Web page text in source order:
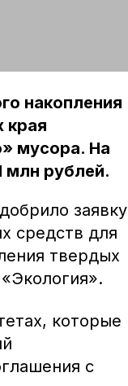
накопления
края
мусора. На
млн рублей.
заявку
средств для
твердых
которые
с